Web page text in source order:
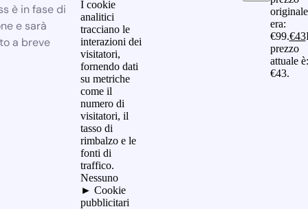
è in fase di
e sarà
a breve
I cookie
analitici
tracciano le
interazioni dei
visitatori,
fornendo dati
su metriche
come il
numero di
visitatori, il
tasso di
rimbalzo e le
fonti di
traffico.
Nessuno
► Cookie
pubblicitari
originale
era:
€99.€43
prezzo
attuale è:
€43.